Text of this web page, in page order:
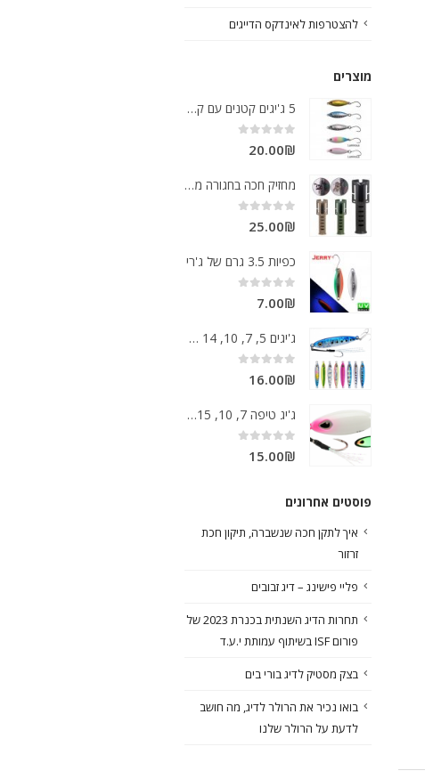
להצטרפות לאינדקס הדייגים
מוצרים
5 ג'יגים קטנים עם קרס בודדת
20.00₪
מחזיק חכה בחגורה מוצר גאוני
25.00₪
כפיות 3.5 גרם של ג'רי
7.00₪
ג'יגים 5, 7, 10, 14 גרם מצויינים
16.00₪
ג'יג טיפה 7, 10, 15 גרם סלואו
15.00₪
פוסטים אחרונים
איך לתקן חכה שנשברה, תיקון חכת
זרזור
פליי פישינג – דיג זבובים
תחרות הדיג השנתית בכנרת 2023 של
פורום ISF בשיתוף עמותת י.ע.ד
בצק מסטיק לדיג בורי בים
בואו נכיר את הרולר לדיג, מה חושב
לדעת על הרולר שלנו